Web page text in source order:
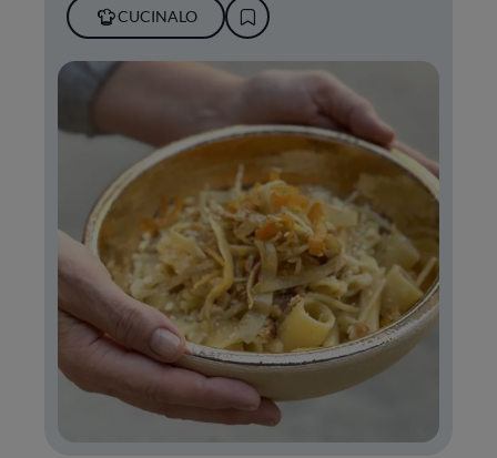
CUCINALO